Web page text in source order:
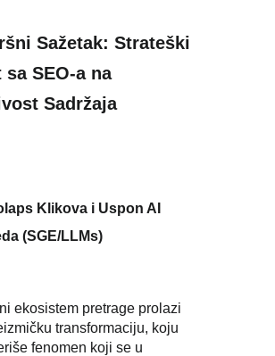
Sažetak: Strateški
sa SEO-a na
Sadržaja
Klikova i Uspon AI
(SGE/LLMs)
ekosistem pretrage prolazi
transformaciju, koju
fenomen koji se u